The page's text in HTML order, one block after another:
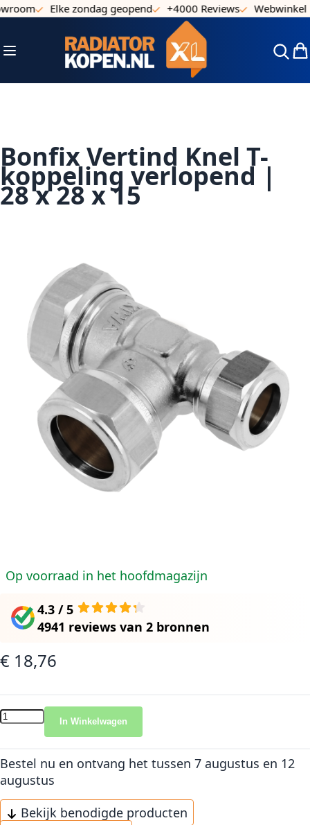
Ga naar de inhoud
Elke zondag geopend +4000 Reviews Webwinkel
Toggle Nav
Bonfix Vertind Knel T-
koppeling verlopend |
28 x 28 x 15
Op voorraad in het hoofdmagazijn
4.3 / 5
4941 reviews van 2 bronnen
€ 18,76
In Winkelwagen
Bestel nu en ontvang het tussen 7 augustus en 12
augustus
Bekijk benodigde producten